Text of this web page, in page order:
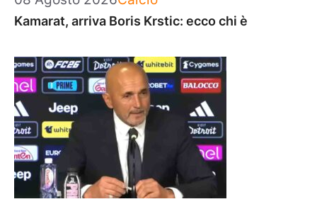
Kamarat, arriva Boris Krstic: ecco chi è